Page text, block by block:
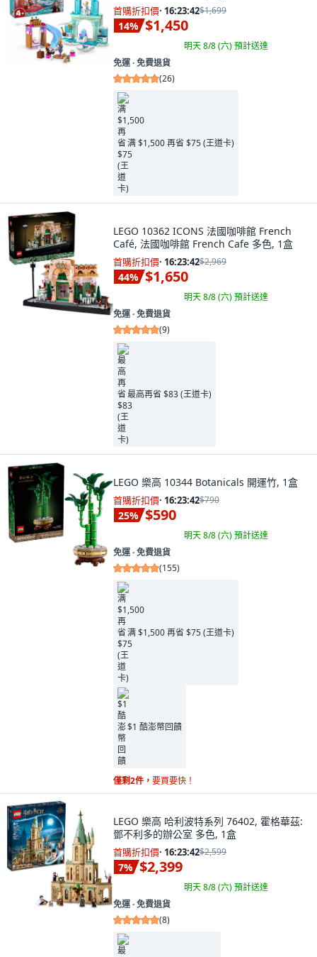
首購折扣價· 16:23:41$1,699
14% $1,450
明天 8/8 (六)預計送達
免運 ∙ 免費退貨
(26)
满 $1,500 再省 $75 (王道卡)
LEGO 10362 ICONS 法國咖啡館 French
Café, 法國咖啡館 French Cafe 多色, 1盒
首購折扣價· 16:23:41$2,969
44% $1,650
明天 8/8 (六)預計送達
免運 ∙ 免費退貨
(9)
最高再省 $83 (王道卡)
LEGO 樂高 10344 Botanicals 開運竹, 1盒
首購折扣價· 16:23:41$790
25% $590
明天 8/8 (六)預計送達
免運 ∙ 免費退貨
(155)
满 $1,500 再省 $75 (王道卡)
$1 酷澎幣回饋
僅剩2件， 要買要快！
LEGO 樂高 哈利波特系列 76402, 霍格華茲:
鄧不利多的辦公室 多色, 1盒
首購折扣價· 16:23:41$2,599
7% $2,399
明天 8/8 (六)預計送達
免運 ∙ 免費退貨
(8)